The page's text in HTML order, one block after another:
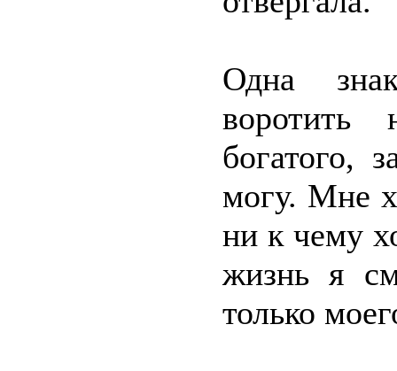
Одна
богатого,
могу. Мне
ни к чему
жизнь я
только